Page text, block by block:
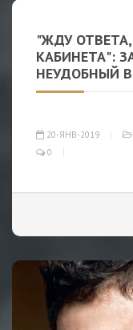
"ЖДУ
КАБИНЕТА":
НЕУДОБНЫЙ
20-ЯНВ-2019
0